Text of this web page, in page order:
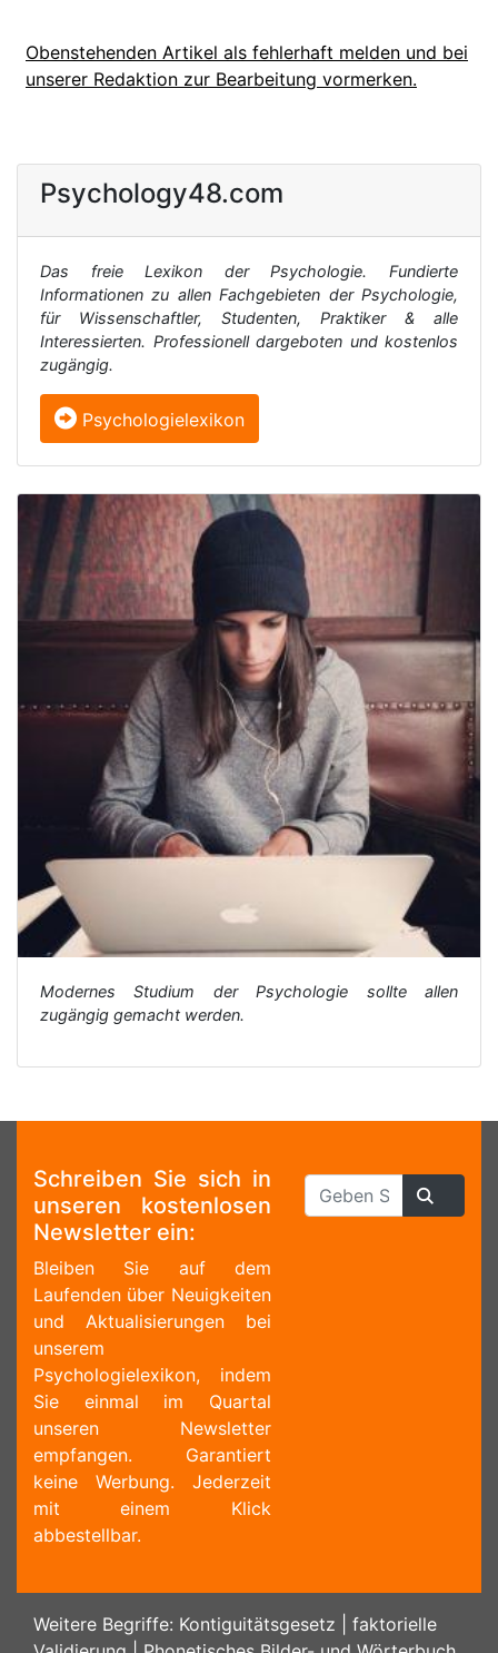
Obenstehenden Artikel als fehlerhaft melden und bei
unserer Redaktion zur Bearbeitung vormerken.
Psychology48.com
Das freie Lexikon der Psychologie. Fundierte
Informationen zu allen Fachgebieten der Psychologie,
für Wissenschaftler, Studenten, Praktiker & alle
Interessierten. Professionell dargeboten und kostenlos
zugängig.
Psychologielexikon
Modernes Studium der Psychologie sollte allen
zugängig gemacht werden.
Schreiben Sie sich in
unseren kostenlosen
Newsletter ein:
Bleiben Sie auf dem
Laufenden über Neuigkeiten
und Aktualisierungen bei
unserem
Psychologielexikon, indem
Sie einmal im Quartal
unseren Newsletter
empfangen. Garantiert
keine Werbung. Jederzeit
mit einem Klick
abbestellbar.
Weitere Begriffe: Kontiguitätsgesetz
faktorielle